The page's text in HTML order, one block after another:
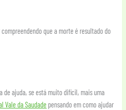
que a morte é resultado do
de ajuda, se está muito difícil, mais uma
Vale da Saudade pensando em como ajudar